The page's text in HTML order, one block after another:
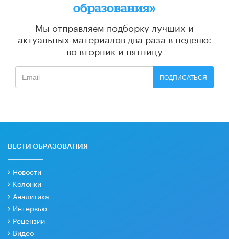
образования»
Мы отправляем подборку лучших и
актуальных материалов два раза в неделю:
во вторник и пятницу
ПОДПИСАТЬСЯ
ВЕСТИ ОБРАЗОВАНИЯ
Новости
Колонки
Аналитика
Интервью
Рецензии
Видео